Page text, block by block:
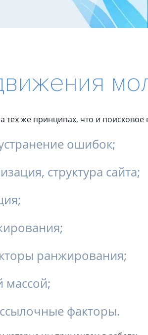
же принципах, что и
ошибок;
структура сайта;
ранжирования;
массой;
факторы.
Сквозная аналитика
Управление репутацией
Юридическая поддержка